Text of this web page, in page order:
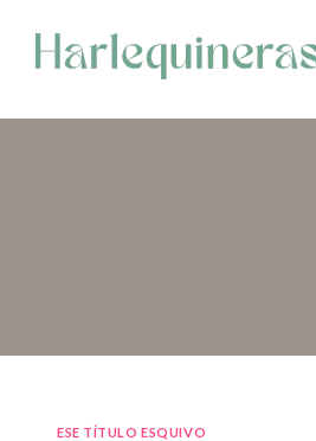
contenido
ESE TÍTULO ESQUIVO